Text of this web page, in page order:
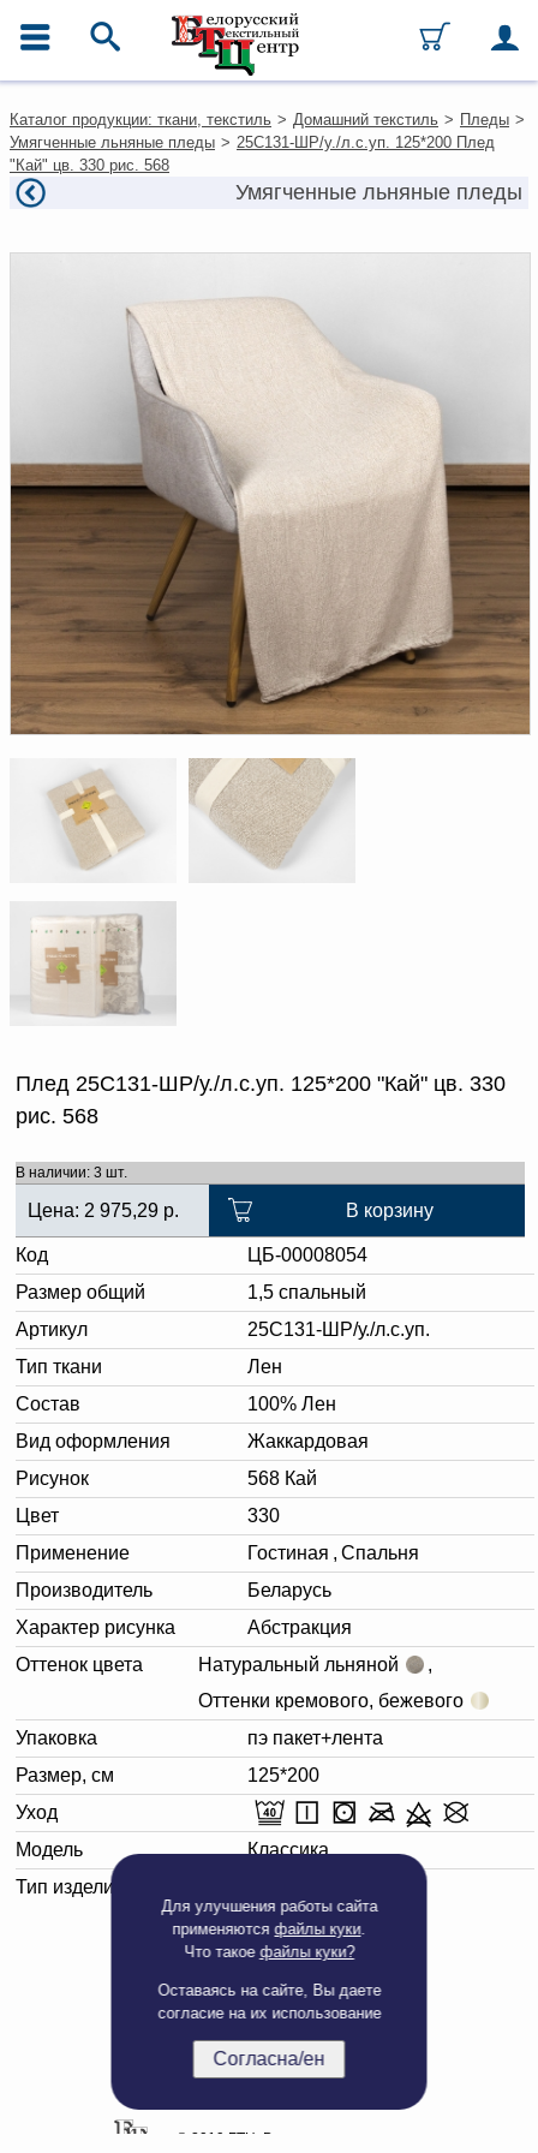
Для улучшения работы сайта
применяютсяфайлы куки.
Что такое файлы куки?
Оставаясь на сайте, Вы даете
согласие на их использование
Согласна/ен
Каталог
Ткани
Домашний текстиль
Одежда
Текстиль для ресторанов и
Текстильная галантерея и
фурнитура
Условия работы
Оплата и доставка
Как оформить заказ
Вакансии
Как нас найти
Доверенность на
получение груза
Документы по работе с
персональными данными
Письмо руководителю
Вопросы и ответы
Новости | Статьи
Каталог продукции: ткани, текстиль > Домашний текстиль > Пледы >
Умягченные льняные пледы > 25С131-ШР/у./л.с.уп. 125*200 Плед
"Кай" цв. 330 рис. 568
Умягченные льняные пледы
Плед 25С131-ШР/у./л.с.уп. 125*200 "Кай" цв. 330
рис. 568
В наличии: 3 шт.
Цена: 2 975,29 р. В корзину
Код
ЦБ-00008054
Размер общий
1,5 спальный
Артикул
25С131-ШР/у./л.с.уп.
Тип ткани
Лен
Состав
100% Лен
Вид оформления
Жаккардовая
Рисунок
568 Кай
Цвет
330
Применение
Гостиная , Спальня
Производитель
Беларусь
Характер рисунка
Абстракция
Оттенок цвета
Натуральный льняной
,
Оттенки кремового, бежевого
Упаковка
пэ пакет+лента
Размер, см
125*200
Уход
Модель
Классика
Тип изделия
Полная версия сайта
© 2019 БТЦ. Все права защищены
Добавить
в